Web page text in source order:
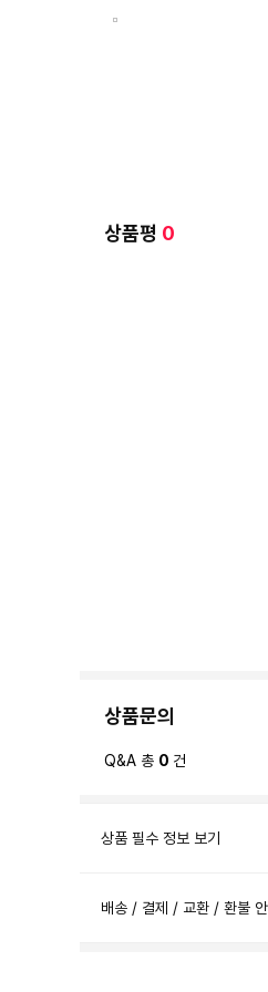
상품평 0
상품문의
Q&A 총 0 건
상품 필수 정보 보기
배송 / 결제 / 교환 / 환불 안